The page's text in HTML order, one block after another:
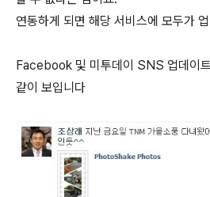
연동하게 되면 해당 서비스에 모두가
Facebook 및 미투데이 SNS 업데이
같이 보입니다